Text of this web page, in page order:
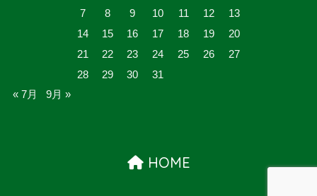
7
8 9 10 11 12
13
14
15 16 17 18 19
20
21
22 23 24 25 26
27
28
29 30
31
« 7月
9月 »
HOME